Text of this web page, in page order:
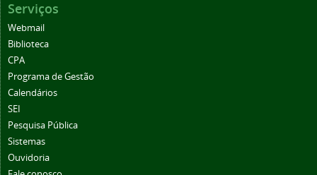
Serviços
Webmail
Biblioteca
CPA
Programa de Gestão
Calendários
SEI
Pesquisa Pública
Sistemas
Ouvidoria